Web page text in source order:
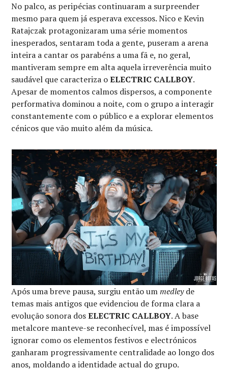
No palco, as peripécias continuaram a surpreender
mesmo para quem já esperava excessos. Nico e Kevin
Ratajczak protagonizaram uma série momentos
inesperados, sentaram toda a gente, puseram a arena
inteira a cantar os parabéns a uma fã e, no geral,
mantiveram sempre em alta aquela irreverência muito
saudável que caracteriza oELECTRIC CALLBOY.
Apesar de momentos calmos dispersos, a componente
performativa dominou a noite, com o grupo a interagir
constantemente com o público e a explorar elementos
cénicos que vão muito além da música.
Após uma breve pausa, surgiu então ummedleyde
temas mais antigos que evidenciou de forma clara a
evolução sonora dosELECTRIC CALLBOY. A base
metalcore manteve-se reconhecível, mas é impossível
ignorar como os elementos festivos e electrónicos
ganharam progressivamente centralidade ao longo dos
anos, moldando a identidade actual do grupo.